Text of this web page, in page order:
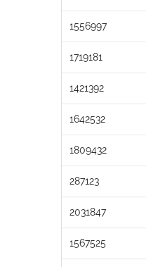
1556997
1719181
1421392
1642532
1809432
287123
2031847
1567525